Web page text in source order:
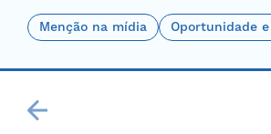
Menção na mídia Oportunidade